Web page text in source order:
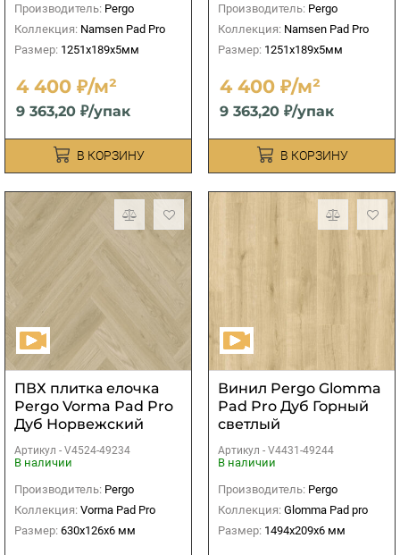
Производитель: Pergo
Коллекция: Namsen Pad Pro
Размер: 1251x189x5мм
4 400 ₽/м²
9 363,20 ₽/упак
В КОРЗИНУ
Производитель: Pergo
Коллекция: Namsen Pad Pro
Размер: 1251x189x5мм
4 400 ₽/м²
9 363,20 ₽/упак
В КОРЗИНУ
ПВХ плитка елочка
Pergo Vorma Pad Pro
Дуб Норвежский
Артикул - V4524-49234
В наличии
Производитель: Pergo
Коллекция: Vorma Pad Pro
Размер: 630x126x6 мм
Винил Pergo Glomma
Pad Pro Дуб Горный
светлый
Артикул - V4431-49244
В наличии
Производитель: Pergo
Коллекция: Glomma Pad pro
Размер: 1494x209x6 мм